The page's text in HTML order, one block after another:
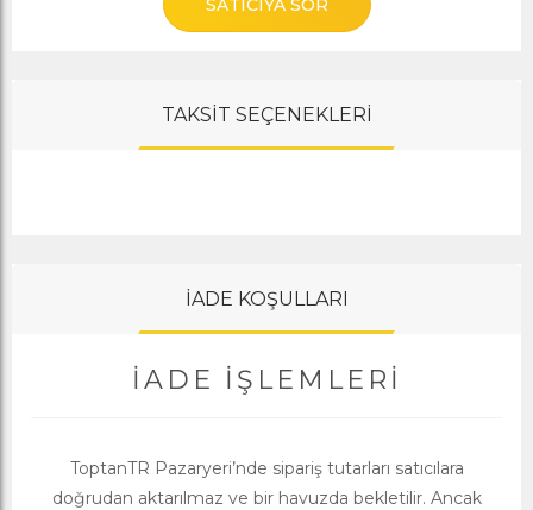
SATICIYA SOR
TAKSİT SEÇENEKLERİ
İADE KOŞULLARI
İADE İŞLEMLERI
ToptanTR Pazaryeri’nde sipariş tutarları satıcılara
doğrudan aktarılmaz ve bir havuzda bekletilir. Ancak